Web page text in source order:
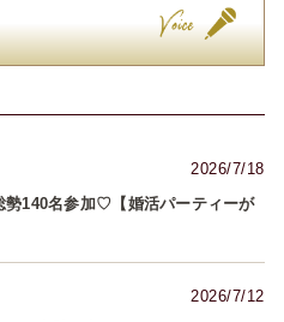
2026/7/18
勢140名参加♡【婚活パーティーが
2026/7/12